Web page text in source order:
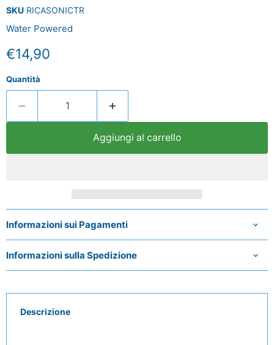
SKU RICASONICTR
Water Powered
Prezzo attuale
€14,90
Quantità
Aggiungi al carrello
Informazioni sui Pagamenti
Informazioni sulla Spedizione
Descrizione